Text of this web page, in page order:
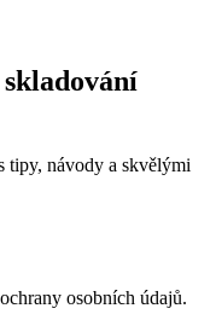
skladování
tipy, návody a skvělými
osobních údajů.